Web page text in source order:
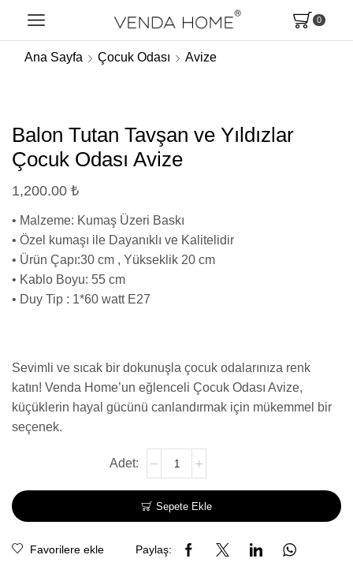
0
Ana Sayfa Çocuk Odası Avize
Balon Tutan Tavşan ve Yıldızlar
Çocuk Odası Avize
1,200.00 ₺
• Malzeme: Kumaş Üzeri Baskı
• Özel kumaşı ile Dayanıklı ve Kalitelidir
• Ürün Çapı:30 cm , Yükseklik 20 cm
• Kablo Boyu: 55 cm
• Duy Tip : 1*60 watt E27
Sevimli ve sıcak bir dokunuşla çocuk odalarınıza renk
katın! Venda Home’un eğlenceli Çocuk Odası Avize,
küçüklerin hayal gücünü canlandırmak için mükemmel bir
seçenek.
Sepete Ekle
Favorilere ekle Paylaş: